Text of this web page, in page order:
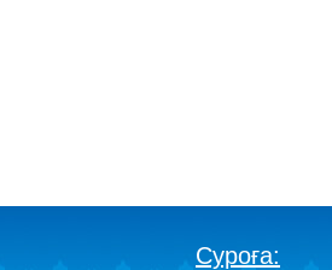
Суроға: